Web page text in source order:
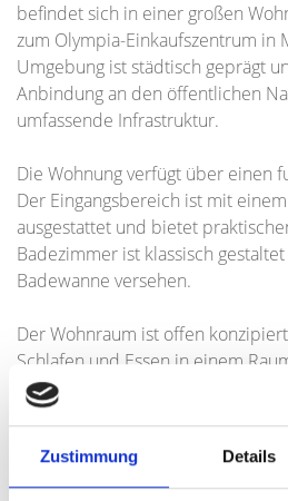
Zustimmung Details
befindet sich in einer großen
zum Olympia-Einkaufszentrum in
Umgebung ist städtisch geprägt
Anbindung an den öffentlichen
umfassende Infrastruktur.
Die Wohnung verfügt über einen
Der Eingangsbereich ist mit
ausgestattet und bietet
Badezimmer ist klassisch
Badewanne versehen.
Der Wohnraum ist offen
Schlafen und Essen in einem
sinnvoll in den Wohnbereich
flexible Nutzung des Raumes.
Vom Wohnbereich aus gelangt
Balkon.